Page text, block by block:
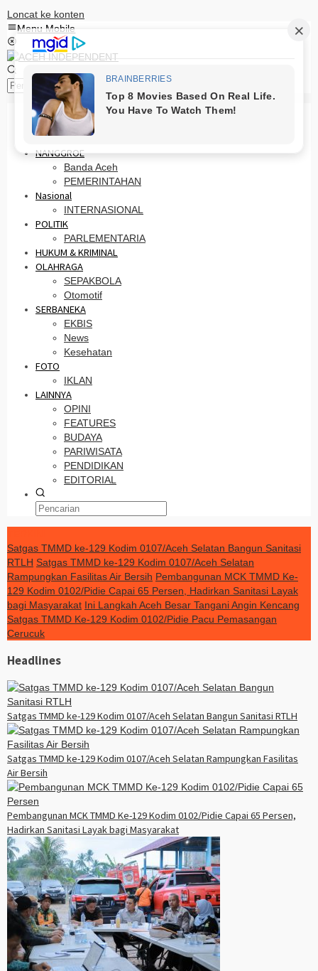
Loncat ke konten
Menu Mobile
HOME
PRO OTONOMI
NANGGROE
Banda Aceh
PEMERINTAHAN
Nasional
INTERNASIONAL
POLITIK
PARLEMENTARIA
HUKUM & KRIMINAL
OLAHRAGA
SEPAKBOLA
Otomotif
SERBANEKA
EKBIS
News
Kesehatan
FOTO
IKLAN
LAINNYA
OPINI
FEATURES
BUDAYA
PARIWISATA
PENDIDIKAN
EDITORIAL
Satgas TMMD ke-129 Kodim 0107/Aceh Selatan Bangun Sanitasi
RTLH Satgas TMMD ke-129 Kodim 0107/Aceh Selatan
Rampungkan Fasilitas Air Bersih Pembangunan MCK TMMD Ke-
129 Kodim 0102/Pidie Capai 65 Persen, Hadirkan Sanitasi Layak
bagi Masyarakat Ini Langkah Aceh Besar Tangani Angin Kencang
Satgas TMMD Ke-129 Kodim 0102/Pidie Pacu Pemasangan
Cerucuk
Headlines
Satgas TMMD ke-129 Kodim 0107/Aceh Selatan Bangun Sanitasi RTLH
Satgas TMMD ke-129 Kodim 0107/Aceh Selatan Rampungkan Fasilitas
Air Bersih
Pembangunan MCK TMMD Ke-129 Kodim 0102/Pidie Capai 65 Persen,
Hadirkan Sanitasi Layak bagi Masyarakat